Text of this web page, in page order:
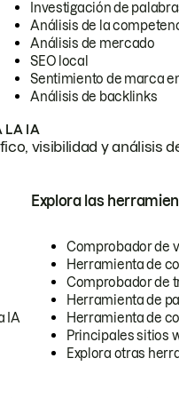
Investigación de
Análisis de la
Análisis de mercado
SEO local
Sentimiento de marca
Análisis de backlinks
LA IA
visibilidad y análisis
IA
Explora las
Comprobador de
Herramienta de
Comprobador de
Herramienta de
Herramienta de
Principales sitios
Explora otras